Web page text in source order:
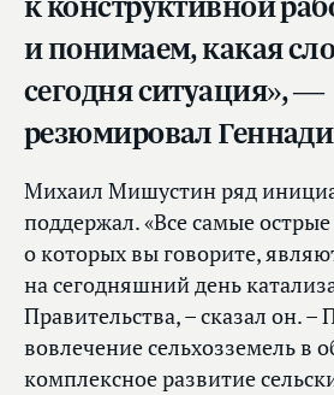
и понимаем, какая
сегодня ситуация», —
резюмировал
Михаил Мишустин ряд
поддержал. «Все самые
о которых вы говорите,
на сегодняшний день
Правительства, – сказал он. –
вовлечение сельхозземель в
комплексное развитие